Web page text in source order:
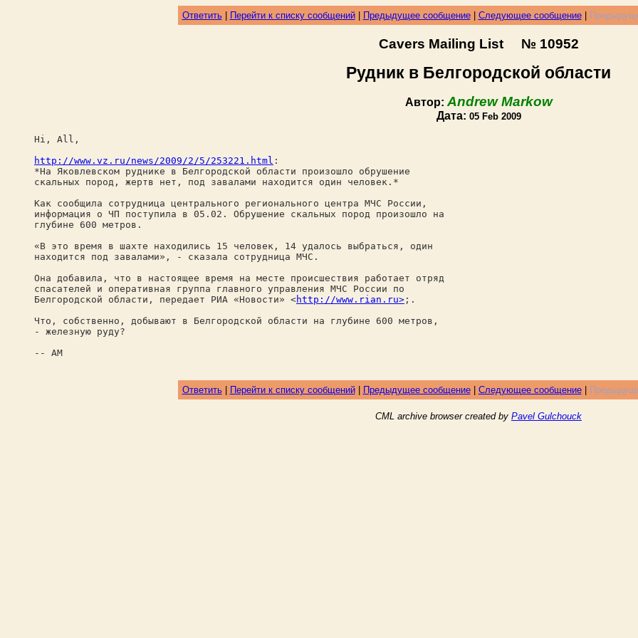
Ответить| Перейти к списку сообщений| Предыдущее сообщение| Следующее сообщение|
Cavers Mailing List № 10952
Рудник в Белгородской области
Автор: Andrew Markow
Дата: 05 Feb 2009
Hi, All,
http://www.vz.ru/news/2009/2/5/253221.html :
*На Яковлевском руднике в Белгородской области произошло обрушение
скальных пород, жертв нет, под завалами находится один человек.*
Как сообщила сотрудница центрального регионального центра МЧС России,
информация о ЧП поступила в 05.02. Обрушение скальных пород произошло на
глубине 600 метров.
«В это время в шахте находились 15 человек, 14 удалось выбраться, один
находится под завалами», - сказала сотрудница МЧС.
Она добавила, что в настоящее время на месте происшествия работает отряд
спасателей и оперативная группа главного управления МЧС России по
Белгородской области, передает РИА «Новости» <http://www.rian.ru> ;.
Что, собственно, добывают в Белгородской области на глубине 600 метров,
- железную руду?
-- АМ
Ответить| Перейти к списку сообщений| Предыдущее сообщение| Следующее сообщение|
CML archive browser created by Pavel Gulchouck